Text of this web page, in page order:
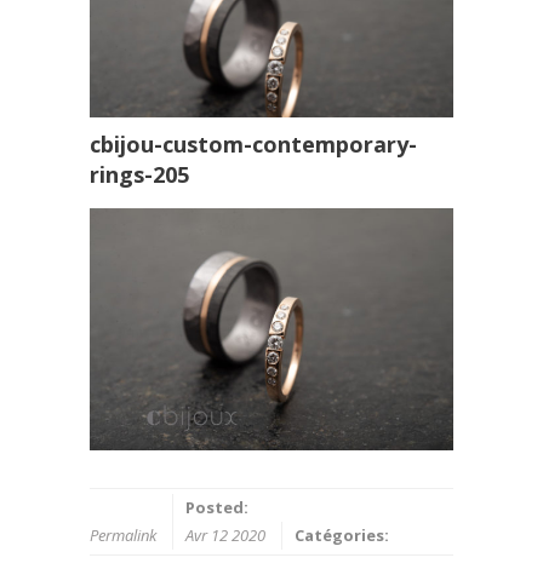
cbijou-custom-contemporary-
rings-205
Permalink
Posted:
Avr 12 2020
Catégories: